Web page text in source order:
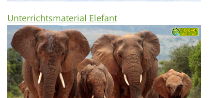
Unterrichtsmaterial Elefant